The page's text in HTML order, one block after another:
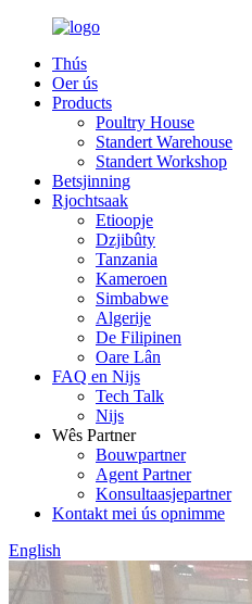
Thús
Oer ús
Products
Poultry House
Standert Warehouse
Standert Workshop
Betsjinning
Rjochtsaak
Etioopje
Dzjibûty
Tanzania
Kameroen
Simbabwe
Algerije
De Filipinen
Oare Lân
FAQ en Nijs
Tech Talk
Nijs
Wês Partner
Bouwpartner
Agent Partner
Konsultaasjepartner
Kontakt mei ús opnimme
English